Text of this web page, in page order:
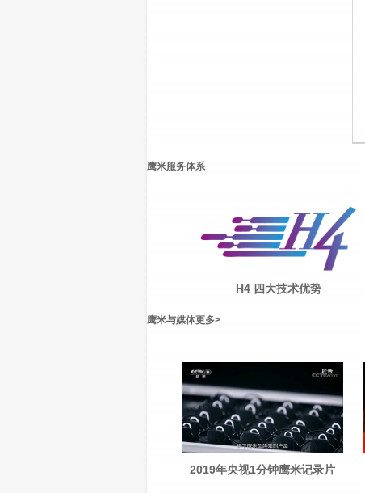
鹰米服务体系
H4 四大技术优势
鹰米与媒体更多>
2019年央视1分钟鹰米记录片